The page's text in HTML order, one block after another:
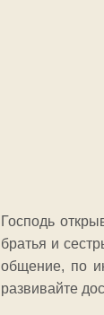
Господь
братья и
общение, по
развивайте